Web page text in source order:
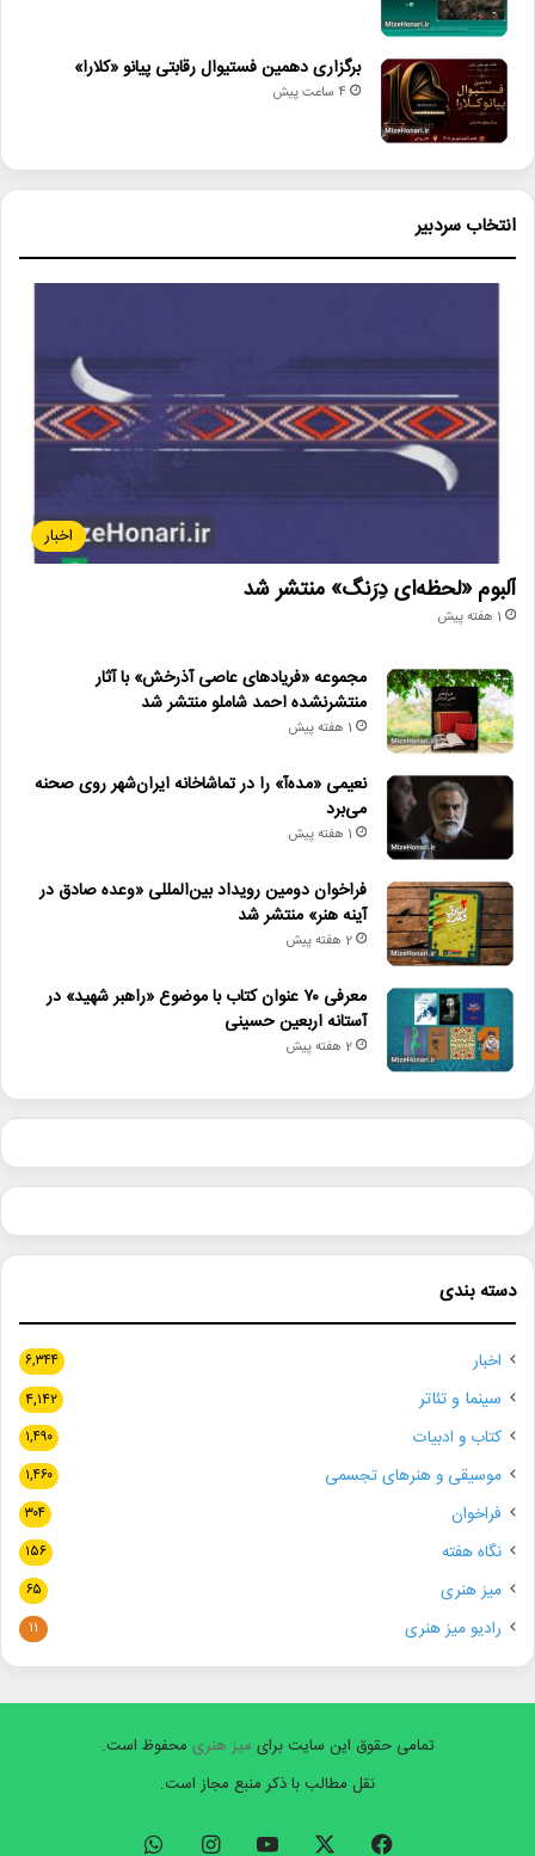
برگزاری دهمین فستیوال رقابتی پیانو «کلارا»
4 ساعت پیش
انتخاب سردبیر
اخبار
آلبوم «لحظه‌ای دِرَنگ» منتشر شد
1 هفته پیش
مجموعه «فریادهای عاصی آذرخش» با آثار
منتشرنشده احمد شاملو منتشر شد
1 هفته پیش
نعیمی «مده‌آ» را در تماشاخانه ایران‌شهر روی صحنه
می‌برد
1 هفته پیش
فراخوان دومین رویداد بین‌المللی «وعده صادق در
آینه هنر» منتشر شد
2 هفته پیش
معرفی ۷۰ عنوان کتاب با موضوع «راهبر شهید» در
آستانه اربعین حسینی
2 هفته پیش
دسته بندی
اخبار ۶,۳۴۴
سینما و تئاتر ۴,۱۴۲
کتاب و ادبیات ۱,۴۹۰
موسیقی و هنرهای تجسمی ۱,۴۶۰
فراخوان ۳۰۴
نگاه هفته ۱۵۶
میز هنری ۶۵
رادیو میز هنری ۱۱
تمامی حقوق این سایت برای میز هنری محفوظ است.
نقل مطالب با ذکر منبع مجاز است.
فیسبوک ایکس یوتیوب اینستاگرام